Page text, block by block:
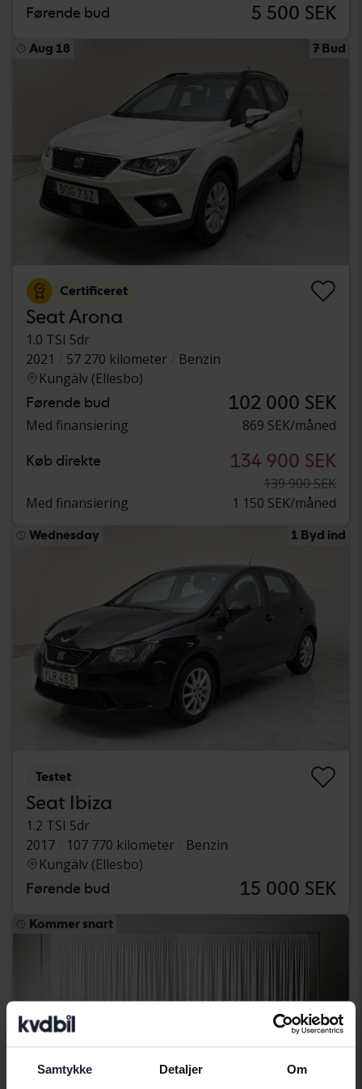
Samtykke Detaljer Om
Førende bud 5 500 SEK
Aug 18 7 Bud
Certificeret
Seat Arona
1.0 TSI 5dr
2021
57 270 kilometer
Benzin
Kungälv (Ellesbo)
Førende bud 102 000 SEK
Med finansiering 869 SEK/måned
Køb direkte 134 900 SEK
139 900 SEK
Med finansiering
1 150 SEK/måned
Wednesday 1 Byd ind
Testet
Seat Ibiza
1.2 TSI 5dr
2017
107 770 kilometer
Benzin
Kungälv (Ellesbo)
Førende bud 15 000 SEK
Kommer snart